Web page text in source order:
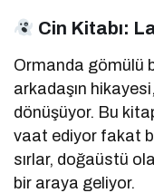
Cin Kitabı:
Ormanda gömülü
arkadaşın
dönüşüyor. Bu
vaat ediyor fakat
sırlar, doğaüstü
bir araya geliyor.